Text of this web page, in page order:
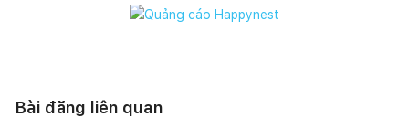
Bài đăng liên quan